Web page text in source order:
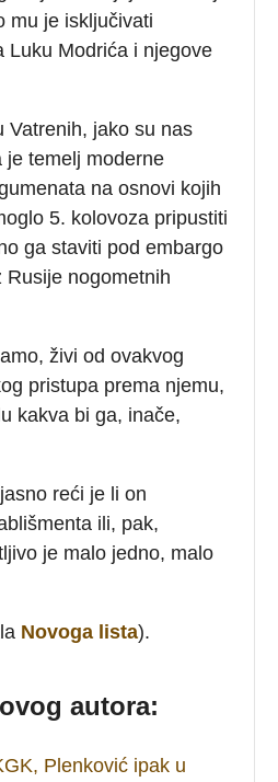
mu je isključivati
Luku Modrića i njegove
Vatrenih, jako su nas
je temelj moderne
na osnovi kojih
5. kolovoza pripustiti
ga staviti pod embargo
Rusije nogometnih
živi od ovakvog
pristupa prema njemu,
kakva bi ga, inače,
reći je li on
ili, pak,
je malo jedno, malo
Novoga lista).
autora:
Plenković ipak u